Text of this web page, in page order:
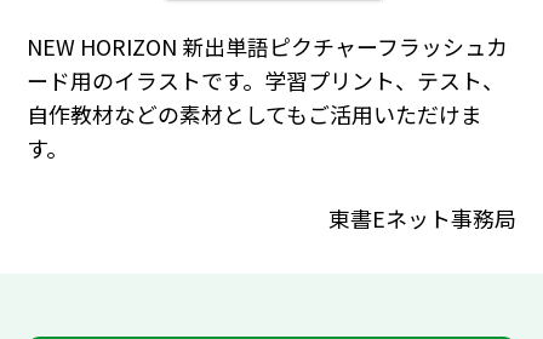
NEW HORIZON 新出単語ピクチャーフラッシュカ
ード用のイラストです。学習プリント、テスト、
自作教材などの素材としてもご活用いただけま
す。
東書Eネット事務局